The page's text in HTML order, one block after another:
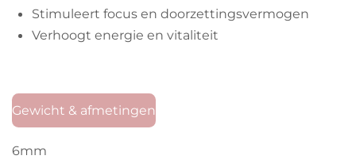
Stimuleert focus en doorzettingsvermogen
Verhoogt energie en vitaliteit
Gewicht & afmetingen
6mm